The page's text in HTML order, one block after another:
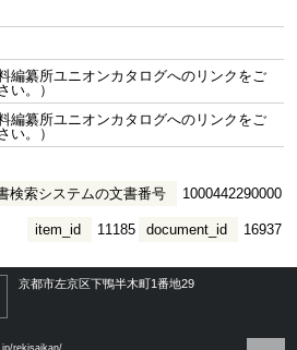
料編纂所ユニオンカタログへのリンクをご
い。）
料編纂所ユニオンカタログへのリンクをご
い。）
検索システムの文書番号 1000442290000
document_id 16937
item_id 11185
京都市左京区下鴨半木町1番地29
rekisaikan/